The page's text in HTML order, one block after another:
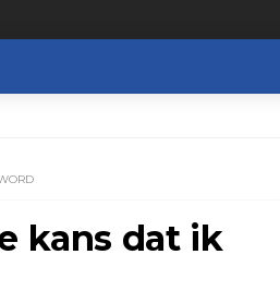
kans dat ik